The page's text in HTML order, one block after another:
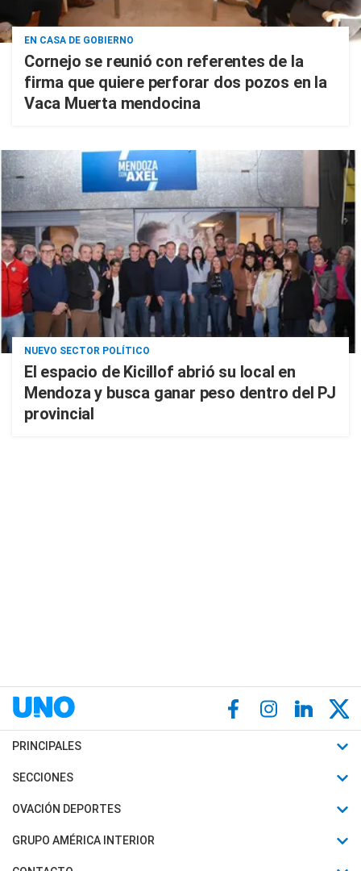
EN CASA DE GOBIERNO
Cornejo se reunió con referentes de la
firma que quiere perforar dos pozos en la
Vaca Muerta mendocina
NUEVO SECTOR POLÍTICO
El espacio de Kicillof abrió su local en
Mendoza y busca ganar peso dentro del PJ
provincial
PRINCIPALES
Últimas Noticias
Política
SECCIONES
Horóscopo
Motores
OVACIÓN DEPORTES
Fútbol
Mundial
GRUPO AMÉRICA INTERIOR